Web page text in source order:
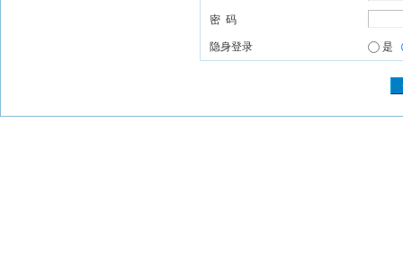
密 码
隐身登录 是